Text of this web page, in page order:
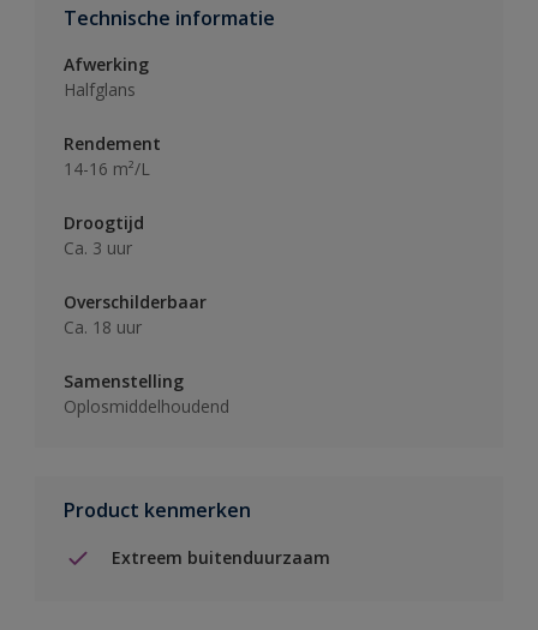
Technische informatie
Afwerking
Halfglans
Rendement
14-16 m²/L
Droogtijd
Ca. 3 uur
Overschilderbaar
Ca. 18 uur
Samenstelling
Oplosmiddelhoudend
Product kenmerken
Extreem buitenduurzaam